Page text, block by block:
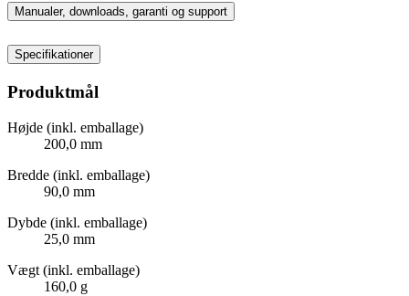
Manualer, downloads, garanti og support
Specifikationer
Produktmål
Højde (inkl. emballage)
200,0 mm
Bredde (inkl. emballage)
90,0 mm
Dybde (inkl. emballage)
25,0 mm
Vægt (inkl. emballage)
160,0 g